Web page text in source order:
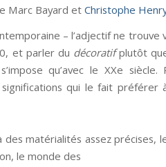
Marc Bayard et Christophe
– l’adjectif ne trouve
et parler du décoratifplutôt
qu’avec le XXe siècle.
qui le fait préférer
matérialités assez précises,
le monde des